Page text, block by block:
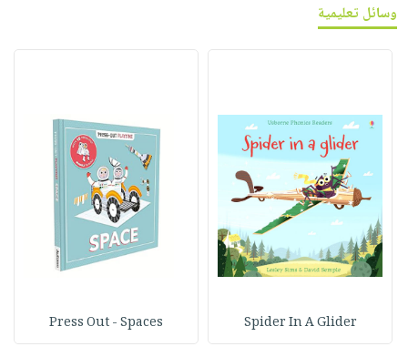
وسائل تعليمية
Spider In A Glider
Press Out - Spaces